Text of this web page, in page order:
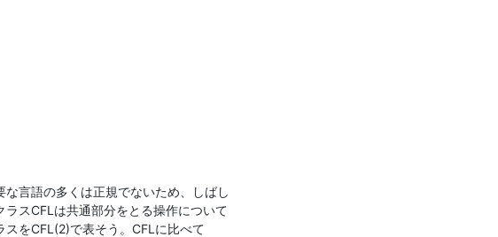
言語の多くは正規でないため、しばし
スCFLは共通部分をとる操作について
をCFL(2)で表そう。CFLに比べて